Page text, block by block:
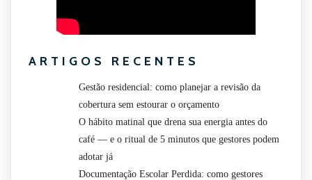
ARTIGOS RECENTES
Gestão residencial: como planejar a revisão da
cobertura sem estourar o orçamento
O hábito matinal que drena sua energia antes do
café — e o ritual de 5 minutos que gestores podem
adotar já
Documentação Escolar Perdida: como gestores